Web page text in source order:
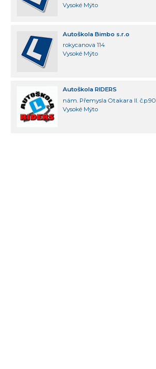
Vysoké Mýto
Autoškola Bimbo s.r.o
rokycanova 114
Vysoké Mýto
Autoškola RIDERS
nám. Přemysla Otakara II. č.p.90
Vysoké Mýto